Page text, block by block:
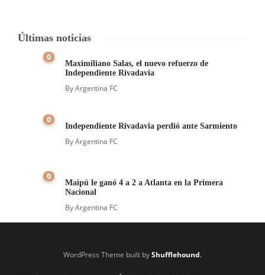
Últimas noticias
0
Maximiliano Salas, el nuevo refuerzo de
Independiente Rivadavia
ByArgentina FC
0
Independiente Rivadavia perdió ante Sarmiento
ByArgentina FC
0
Maipú le ganó 4 a 2 a Atlanta en la Primera
Nacional
ByArgentina FC
WordPress Theme built byShufflehound.